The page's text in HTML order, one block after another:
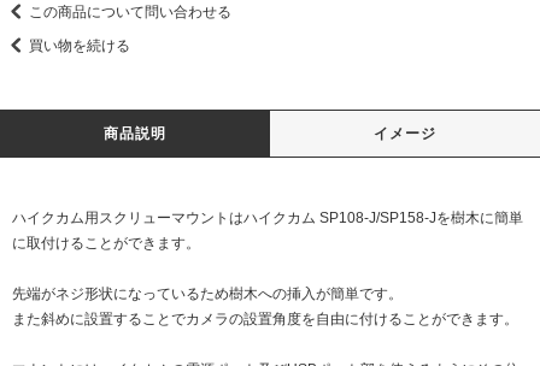
この商品について問い合わせる
買い物を続ける
商品説明 イメージ
ハイクカム用スクリューマウントはハイクカム SP108-J/SP158-Jを樹木に簡単
に取付けることができます。
先端がネジ形状になっているため樹木への挿入が簡単です。
また斜めに設置することでカメラの設置角度を自由に付けることができます。